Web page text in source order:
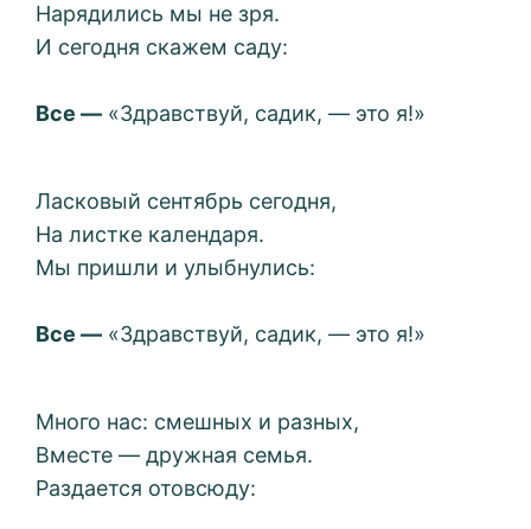
Нарядились мы не зря.
И сегодня скажем саду:
Все — «Здравствуй, садик, — это я!»
Ласковый сентябрь сегодня,
На листке календаря.
Мы пришли и улыбнулись:
Все — «Здравствуй, садик, — это я!»
Много нас: смешных и разных,
Вместе — дружная семья.
Раздается отовсюду: